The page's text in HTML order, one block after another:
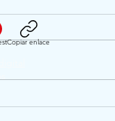
Copiar enlace